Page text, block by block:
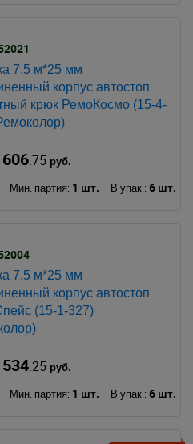
7,5 м*25 мм
корпус автостоп
крюк РемоКосмо (15-4-
606.75руб.
Мин. партия: 1 шт. В упак.: 6 шт.
7,5 м*25 мм
корпус автостоп
(15-1-327)
534.25руб.
Мин. партия: 1 шт. В упак.: 6 шт.